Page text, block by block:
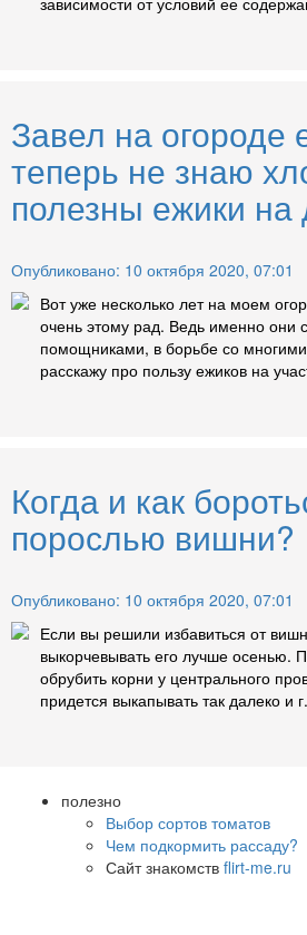
Завел на огороде
теперь не знаю
полезны ежики на
Опубликовано: 10 октября 2020, 07:01
Вот уже несколько лет на моем
очень этому рад. Ведь именно они
помощниками, в борьбе со
расскажу про пользу ежиков на
Когда и как
порослью вишни?
Опубликовано: 10 октября 2020, 07:01
Если вы решили избавиться от
выкорчевывать его лучше осенью.
обрубить корни у центрального
придется выкапывать так далеко и
полезно
Выбор сортов томатов
Чем подкормить рассаду?
Сайт знакомств flirt-me.ru